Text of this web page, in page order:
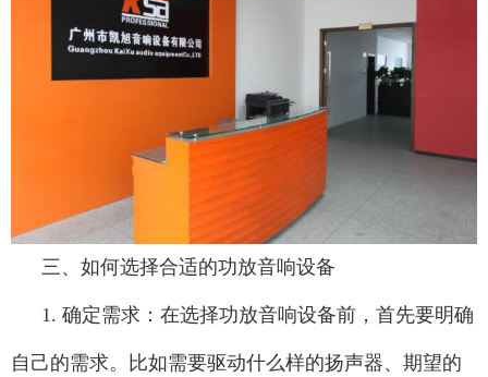
三、如何选择合适的功放音响设备
1. 确定需求：在选择功放音响设备前，首先要明确
自己的需求。比如需要驱动什么样的扬声器、期望的